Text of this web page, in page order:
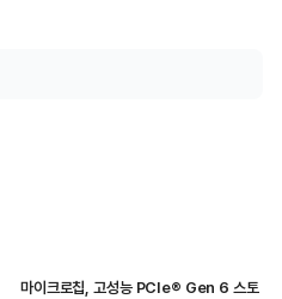
마이크로칩, 고성능 PCIe® Gen 6 스토